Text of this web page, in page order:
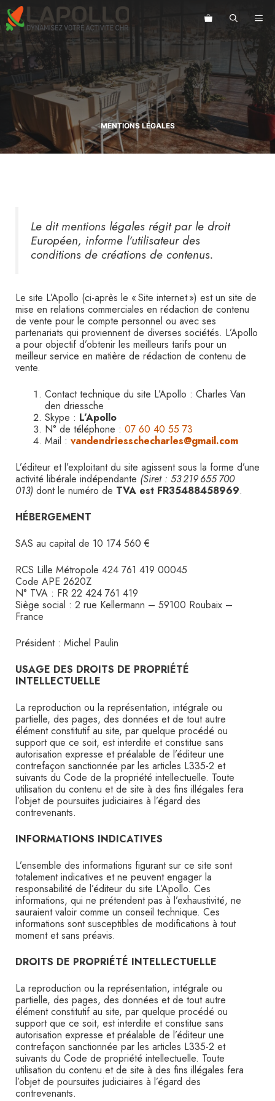
Aller
au
contenu
MENTIONS LÉGALES
Le dit mentions légales régit par le droit
Européen, informe l’utilisateur des
conditions de créations de contenus.
Le site L’Apollo (ci-après le « Site internet ») est un site de
mise en relations commerciales en rédaction de contenu
de vente pour le compte personnel ou avec ses
partenariats qui proviennent de diverses sociétés. L’Apollo
a pour objectif d’obtenir les meilleurs tarifs pour un
meilleur service en matière de rédaction de contenu de
vente.
Contact technique du site L’Apollo : Charles Van
den driessche
Skype : L’Apollo
N° de téléphone : 07 60 40 55 73
Mail : vandendriesschecharles@gmail.com
L’éditeur et l’exploitant du site agissent sous la forme d’une
activité libérale indépendante (Siret : 53 219 655 700
013) dont le numéro de TVA est FR35488458969.
HÉBERGEMENT
SAS au capital de 10 174 560 €
RCS Lille Métropole 424 761 419 00045
Code APE 2620Z
N° TVA : FR 22 424 761 419
Siège social : 2 rue Kellermann – 59100 Roubaix –
France
Président : Michel Paulin
USAGE DES DROITS DE PROPRIÉTÉ
INTELLECTUELLE
La reproduction ou la représentation, intégrale ou
partielle, des pages, des données et de tout autre
élément constitutif au site, par quelque procédé ou
support que ce soit, est interdite et constitue sans
autorisation expresse et préalable de l’éditeur une
contrefaçon sanctionnée par les articles L335-2 et
suivants du Code de la propriété intellectuelle. Toute
utilisation du contenu et de site à des fins illégales fera
l’objet de poursuites judiciaires à l’égard des
contrevenants.
INFORMATIONS INDICATIVES
L’ensemble des informations figurant sur ce site sont
totalement indicatives et ne peuvent engager la
responsabilité de l’éditeur du site L’Apollo. Ces
informations, qui ne prétendent pas à l’exhaustivité, ne
sauraient valoir comme un conseil technique. Ces
informations sont susceptibles de modifications à tout
moment et sans préavis.
DROITS DE PROPRIÉTÉ INTELLECTUELLE
La reproduction ou la représentation, intégrale ou
partielle, des pages, des données et de tout autre
élément constitutif au site, par quelque procédé ou
support que ce soit, est interdite et constitue sans
autorisation expresse et préalable de l’éditeur une
contrefaçon sanctionnée par les articles L335-2 et
suivants du Code de propriété intellectuelle. Toute
utilisation du contenu et de site à des fins illégales fera
l’objet de poursuites judiciaires à l’égard des
contrevenants.